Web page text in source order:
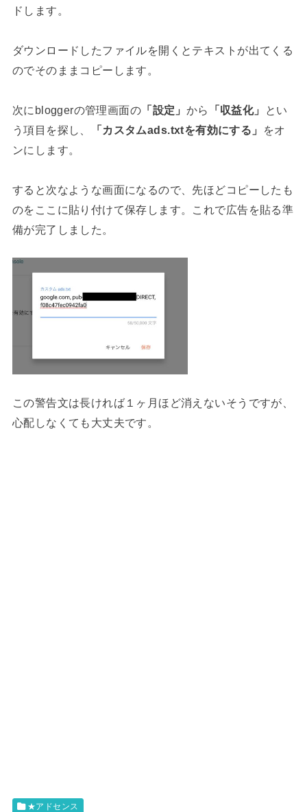
ドします。
ダウンロードしたファイルを開くとテキストが出てくる
のでそのままコピーします。
次にbloggerの管理画面の 「設定」 から 「収益化」
とい
う項目を探し、
「カスタムads.txtを有効にする」
をオ
ンにします。
すると次なような画面になるので、先ほどコピーしたも
のをここに貼り付けて保存します。これで広告を貼る準
備が完了しました。
この警告文は長ければ１ヶ月ほど消えないそうですが、
心配しなくても大丈夫です。
★アドセンス